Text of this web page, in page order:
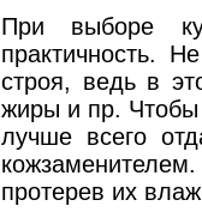
При выборе
практичность.
строя, ведь в
жиры и пр. Чтобы
лучше всего
кожзаменителем.
протерев их